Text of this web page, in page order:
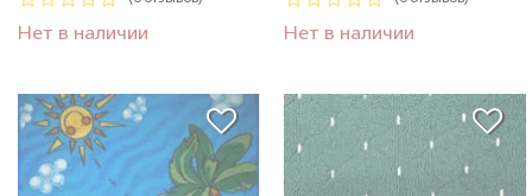
Нет в наличии Нет в наличии